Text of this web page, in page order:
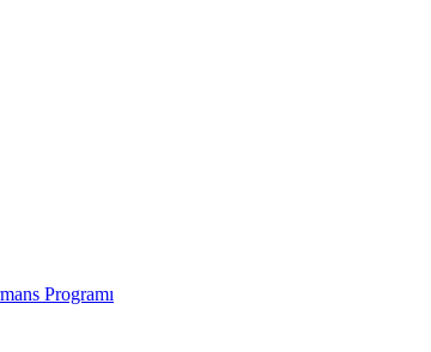
Programı